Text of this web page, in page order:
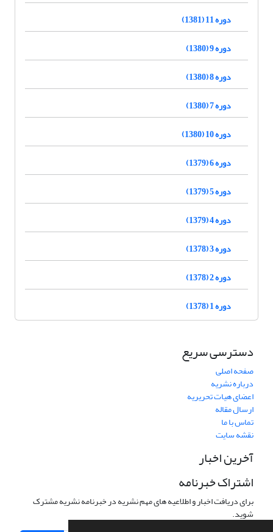
دوره 11 (1381)
دوره 9 (1380)
دوره 8 (1380)
دوره 7 (1380)
دوره 10 (1380)
دوره 6 (1379)
دوره 5 (1379)
دوره 4 (1379)
دوره 3 (1378)
دوره 2 (1378)
دوره 1 (1378)
دسترسی سریع
صفحه اصلی
درباره نشریه
اعضای هیات تحریریه
ارسال مقاله
تماس با ما
نقشه سایت
آخرین اخبار
اشتراک خبرنامه
برای دریافت اخبار و اطلاعیه های مهم نشریه در خبرنامه نشریه مشترک
شوید.